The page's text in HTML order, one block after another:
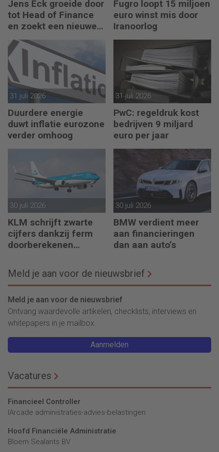
Jens Eck groeide door
tot Head of Finance
en zoekt een nieuwe
uitdaging
Fugro loopt 15 miljoen
euro winst mis door
Iranoorlog
31 juli 2026
Duurdere energie
duwt inflatie eurozone
verder omhoog
31 juli 2026
PwC: regeldruk kost
bedrijven 9 miljard
euro per jaar
30 juli 2026
KLM schrijft zwarte
cijfers dankzij ferm
doorberekenen
30 juli 2026
BMW verdient meer
aan financieringen
dan aan auto’s
Meld je aan voor de nieuwsbrief
Meld je aan voor de nieuwsbrief
Ontvang waardevolle artikelen, checklists, interviews en
whitepapers in je mailbox.
Aanmelden
Vacatures
Financieel Controller
lArcade administraties-advies-belastingen
Hoofd Financiële Administratie
Bloem Sealants BV